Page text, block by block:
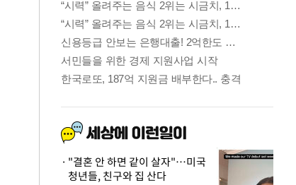
"결혼 안 하면 같이 살자"…미국
청년들, 친구와 집 산다